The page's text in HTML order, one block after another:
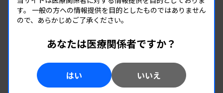
継続的な研修による品質保証
表にあるように、主な測定者は看護師、医師（研修
医）、臨床工学技士です。特に看護師や研修医は毎
当院では、新人看護師や研修医の入職時研修に臨床
検査技師が関わり、実機を用いた操作トレーニング
血液
08.19（水）-2026.08.19（水）
血液WEB研修会
佐賀県臨床検査技師会
す。 一般の方への情報提供を目的としたものではありません
ので、あらかじめご了承ください。
あなたは医療関係者ですか？
はい いいえ